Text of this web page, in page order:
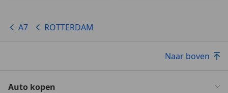
A7 ROTTERDAM
Naar boven
Auto kopen